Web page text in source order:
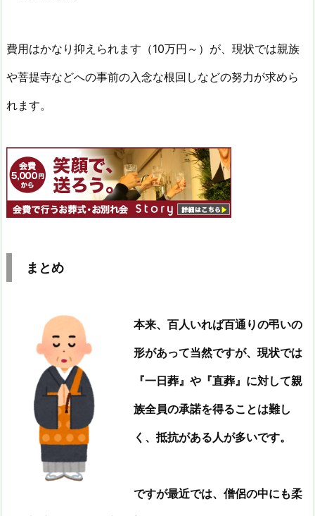
費用はかなり抑えられます（10万円～）が、現状では親族
や菩提寺などへの事前の入念な根回しなどの努力が求めら
れます。
まとめ
本来、百人いれば百通りの弔いの
形があって当然ですが、現状では
『一日葬』や『直葬』に対して親
族全員の承諾を得ることは難し
く、抵抗がある人が多いです。
ですが最近では、僧侶の中にも柔